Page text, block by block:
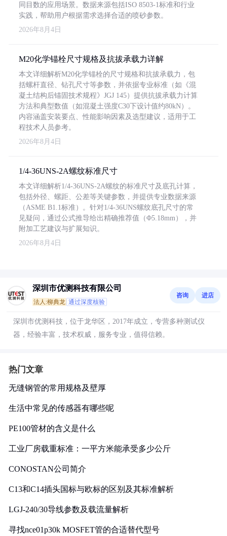
同目数的应用场景。数据来源包括ISO 8503-1标准和行业
实践，帮助用户根据需求选择合适的喷砂参数。
2026年8月4日
M20化学锚栓尺寸规格及抗拔承载力详解
本文详细解析M20化学锚栓的尺寸规格和抗拔承载力，包
括螺杆直径、钻孔尺寸等参数，并依据专业标准（如《混
凝土结构后锚固技术规程》JGJ 145）提供抗拔承载力计算
方法和典型数值（如混凝土强度C30下设计值约80kN）。
内容涵盖安装要点、性能影响因素及选型建议，适用于工
程技术人员参考。
2026年8月4日
1/4-36UNS-2A螺纹标准尺寸
本文详细解析1/4-36UNS-2A螺纹的标准尺寸及底孔计算，
包括外径、螺距、公差等关键参数，并提供专业数据来源
（ASME B1.1标准）。针对1/4-36UNS螺纹底孔尺寸的常
见疑问，通过公式推导给出精确推荐值（Φ5.18mm），并
附加工艺建议与扩展知识。
2026年8月4日
深圳市优测科技有限公司
法人:柳典龙 通过深度核验
咨询 进店
深圳市优测科技，位于龙华区，2017年成立，专营多种测试仪
器，经验丰富，技术权威，服务专业，值得信赖。
热门文章
无缝钢管的常用规格及壁厚
生活中常见的传感器有哪些呢
PE100管材的含义是什么
工业厂房载重标准：一平方米能承受多少公斤
CONOSTAN公司简介
C13和C14插头国标与欧标的区别及其标准解析
LGJ-240/30导线参数及载流量解析
寻找nce01p30k MOSFET管的合适替代型号